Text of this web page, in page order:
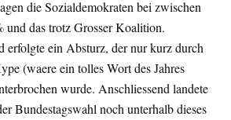
die Sozialdemokraten bei zwischen
und das trotz Grosser Koalition.
erfolgte ein Absturz, der nur kurz durch
(waere ein tolles Wort des Jahres
wurde. Anschliessend landete
Bundestagswahl noch unterhalb dieses